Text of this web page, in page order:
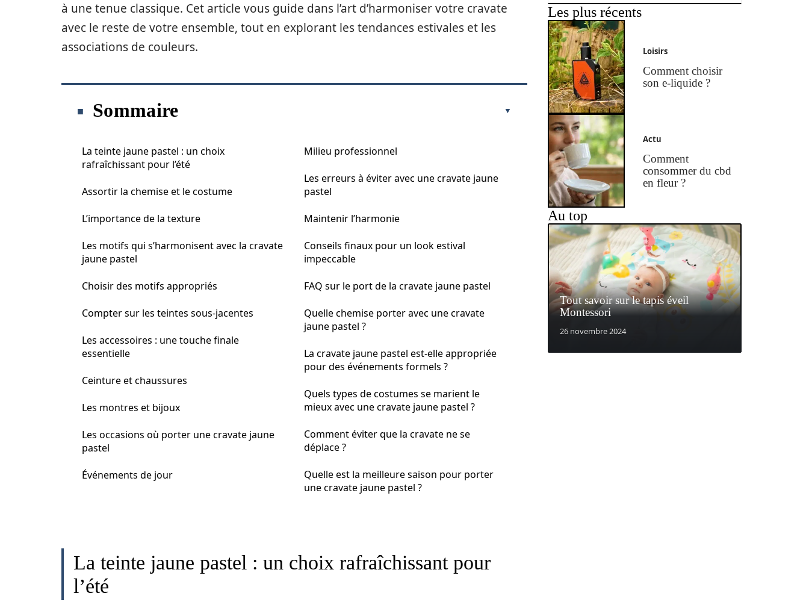
à une tenue classique. Cet article vous guide dans l’art d’harmoniser votre cravate
avec le reste de votre ensemble, tout en explorant les tendances estivales et les
associations de couleurs.
Sommaire
La teinte jaune pastel : un choix
rafraîchissant pour l’été
Assortir la chemise et le costume
L’importance de la texture
Les motifs qui s’harmonisent avec la cravate
jaune pastel
Choisir des motifs appropriés
Compter sur les teintes sous-jacentes
Les accessoires : une touche finale
essentielle
Ceinture et chaussures
Les montres et bijoux
Les occasions où porter une cravate jaune
pastel
Événements de jour
Milieu professionnel
Les erreurs à éviter avec une cravate jaune
pastel
Maintenir l’harmonie
Conseils finaux pour un look estival
impeccable
FAQ sur le port de la cravate jaune pastel
Quelle chemise porter avec une cravate
jaune pastel ?
La cravate jaune pastel est-elle appropriée
pour des événements formels ?
Quels types de costumes se marient le
mieux avec une cravate jaune pastel ?
Comment éviter que la cravate ne se
déplace ?
Quelle est la meilleure saison pour porter
une cravate jaune pastel ?
La teinte jaune pastel : un choix rafraîchissant pour
l’été
Les plus récents
Loisirs
Comment choisir
son e-liquide ?
Actu
Comment
consommer du cbd
en fleur ?
Au top
Tout savoir sur le tapis éveil
Montessori
26 novembre 2024